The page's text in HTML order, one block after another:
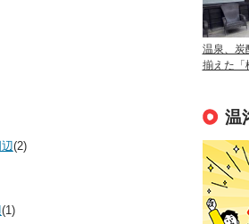
(2)
(1)
温泉、炭
揃えた「
温